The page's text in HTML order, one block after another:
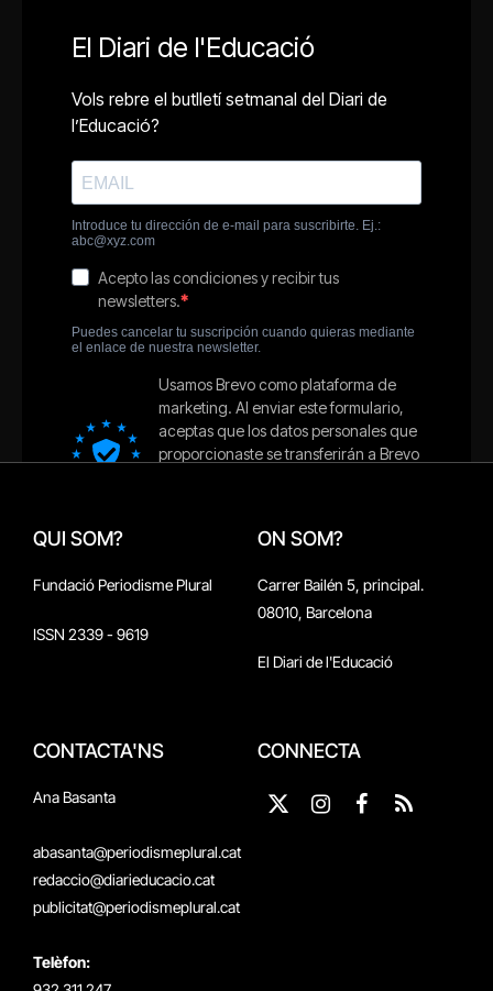
QUI SOM?
Fundació Periodisme Plural
ISSN 2339 - 9619
ON SOM?
Carrer Bailén 5, principal.
08010, Barcelona
El Diari de l'Educació
CONTACTA'NS
Ana Basanta
abasanta@periodismeplural.cat
redaccio@diarieducacio.cat
publicitat@periodismeplural.cat
Telèfon:
CONNECTA
X
Instagram
Facebook
RSS